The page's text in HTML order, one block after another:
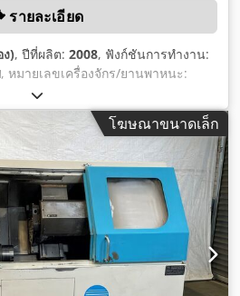
รายละเอียด
), ปีที่ผลิต: 2008, ฟังก์ชันการทำงาน:
, หมายเลขเครื่องจักร/ยานพาหนะ:
กลึงเหนือครอสสไลด์:
ามเร็วแกนหมุน (สูงสุด):2,700 รอบ/
กลึงเหนือเตียงสไลด์:400 มม, รุ่นของ
TF Plus
โฆษณาขนาดเล็ก